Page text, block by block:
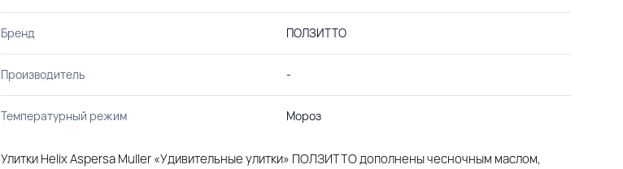
Бренд ПОЛЗИТТО
Производитель -
Температурный режим Мороз
Улитки Helix Aspersa Muller «Удивительные улитки» ПОЛЗИТТО дополнены чесночным маслом,